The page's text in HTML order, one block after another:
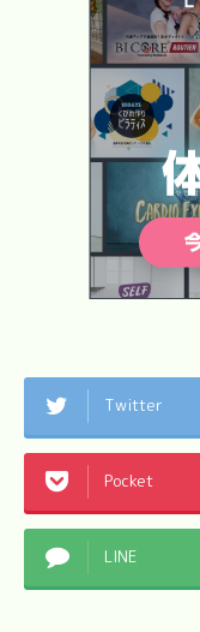
Twitter
Pocket
LINE